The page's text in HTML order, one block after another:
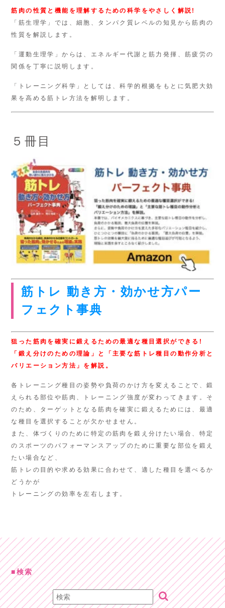
筋肉の性質と機能を理解するための科学をやさしく解説!
「筋生理学」では、細胞、タンパク質レベルの知見から筋肉の
性質を解説します。
「運動生理学」からは、エネルギー代謝と筋力発揮、筋疲労の
関係を丁寧に説明します。
「トレーニング科学」としては、科学的根拠をもとに気肥大効
果を高める筋トレ方法を解明します。
５冊目
筋トレ 動き方・効かせ方パー
フェクト事典
狙った筋肉を確実に鍛えるための最適な種目選択ができる!
「鍛え分けのための理論」と「主要な筋トレ種目の動作分析と
バリエーション方法」を解説。
各トレーニング種目の姿勢や負荷のかけ方を変えることで、鍛
えられる部位や筋肉、トレーニング強度が変わってきます。そ
のため、ターゲットとなる筋肉を確実に鍛えるためには、最適
な種目を選択することが欠かせません。
また、体づくりのために特定の筋肉を鍛え分けたい場合、特定
のスポーツのパフォーマンスアップのために重要な部位を鍛え
たい場合など、
筋トレの目的や求める効果に合わせて、適した種目を選べるか
どうかが
トレーニングの効率を左右します。
検索